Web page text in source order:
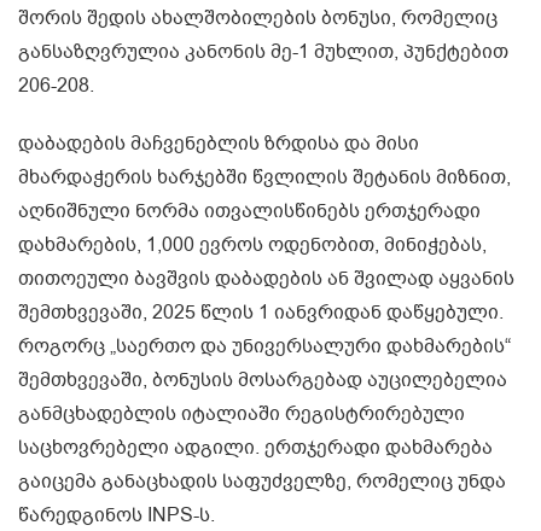
შორის შედის ახალშობილების ბონუსი, რომელიც
განსაზღვრულია კანონის მე-1 მუხლით, პუნქტებით
206-208.
დაბადების მაჩვენებლის ზრდისა და მისი
მხარდაჭერის ხარჯებში წვლილის შეტანის მიზნით,
აღნიშნული ნორმა ითვალისწინებს ერთჯერადი
დახმარების, 1,000 ევროს ოდენობით, მინიჭებას,
თითოეული ბავშვის დაბადების ან შვილად აყვანის
შემთხვევაში, 2025 წლის 1 იანვრიდან დაწყებული.
როგორც „საერთო და უნივერსალური დახმარების“
შემთხვევაში, ბონუსის მოსარგებად აუცილებელია
განმცხადებლის იტალიაში რეგისტრირებული
საცხოვრებელი ადგილი. ერთჯერადი დახმარება
გაიცემა განაცხადის საფუძველზე, რომელიც უნდა
წარედგინოს INPS-ს.